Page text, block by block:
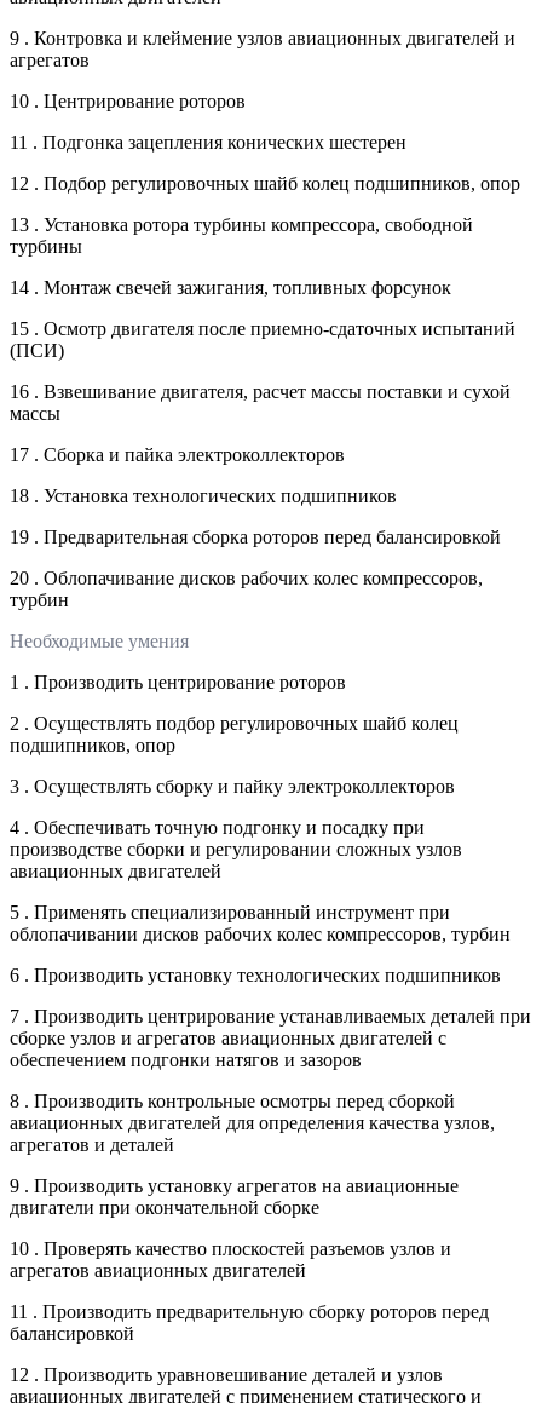
9 . Контровка и клеймение узлов авиационных двигателей и
агрегатов
10 . Центрирование роторов
11 . Подгонка зацепления конических шестерен
12 . Подбор регулировочных шайб колец подшипников, опор
13 . Установка ротора турбины компрессора, свободной
турбины
14 . Монтаж свечей зажигания, топливных форсунок
15 . Осмотр двигателя после приемно-сдаточных испытаний
(ПСИ)
16 . Взвешивание двигателя, расчет массы поставки и сухой
массы
17 . Сборка и пайка электроколлекторов
18 . Установка технологических подшипников
19 . Предварительная сборка роторов перед балансировкой
20 . Облопачивание дисков рабочих колес компрессоров,
турбин
Необходимые умения
1 . Производить центрирование роторов
2 . Осуществлять подбор регулировочных шайб колец
подшипников, опор
3 . Осуществлять сборку и пайку электроколлекторов
4 . Обеспечивать точную подгонку и посадку при
производстве сборки и регулировании сложных узлов
авиационных двигателей
5 . Применять специализированный инструмент при
облопачивании дисков рабочих колес компрессоров, турбин
6 . Производить установку технологических подшипников
7 . Производить центрирование устанавливаемых деталей при
сборке узлов и агрегатов авиационных двигателей с
обеспечением подгонки натягов и зазоров
8 . Производить контрольные осмотры перед сборкой
авиационных двигателей для определения качества узлов,
агрегатов и деталей
9 . Производить установку агрегатов на авиационные
двигатели при окончательной сборке
10 . Проверять качество плоскостей разъемов узлов и
агрегатов авиационных двигателей
11 . Производить предварительную сборку роторов перед
балансировкой
12 . Производить уравновешивание деталей и узлов
авиационных двигателей с применением статического и